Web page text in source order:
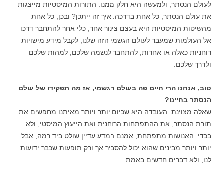
לעולם הנסתר, ולמעשה היא חלק ממנו. התורות המיסטיות מייצגות
את עולם הנסתר, כל אחת בדרכה. איך זה ייתכן? ובכן, כל אחת
מהשיטות המיסטיות היא בעצם צינור אחר, כלי אחר להתחבר דרכו
אל העולמות שמעבר לעולם הגשמי הזה שלנו, לקבל מידע מישויות
רוחניות כאלה או אחרות, להתחבר לנשמה שלכם, למהות שלכם
ולדרך שלכם.
טוב, אנחנו הרי חיים פה בעולם הגשמי, אז מה תפקידו של עולם
הנסתר בחיינו?
שאלה מצוינת. העובדה היא שכיום יותר ויותר מאיתנו מחפשים את
תורת הנסתר, את ההתפתחות הרוחנית ואת הייעוץ המיסטי, ולא
בכדי. האנושות מתפתחת; אמנם המדע עדיין שולט ביד רמה, אבל
יותר ויותר מבינים שהוא יכול להסביר אך ורק תופעות שכבר ידועות
לנו, ולא דברים חדשים באמת.